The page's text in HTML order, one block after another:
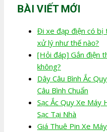
BÀI VIẾT MỚI
Đi xe đạp điện có bị
xử lý như thế nào?
[Hỏi đáp] Gắn điện
không?
Dây Câu Bình Ắc
Câu Bình Chuẩn
Sạc Ắc Quy Xe Máy
Sạc Tại Nhà
Giá Thuê Pin Xe